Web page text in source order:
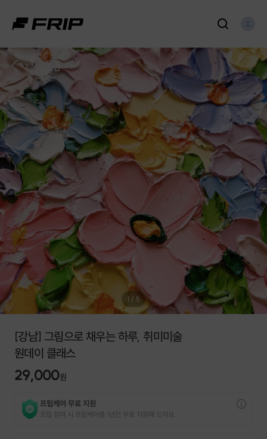
1 / 5
[강남] 그림으로 채우는 하루, 취미미술
원데이 클래스
29,000원
프립케어 무료 지원
프립 참여 시 프립케어를 1년간 무료 지원해 드리요.